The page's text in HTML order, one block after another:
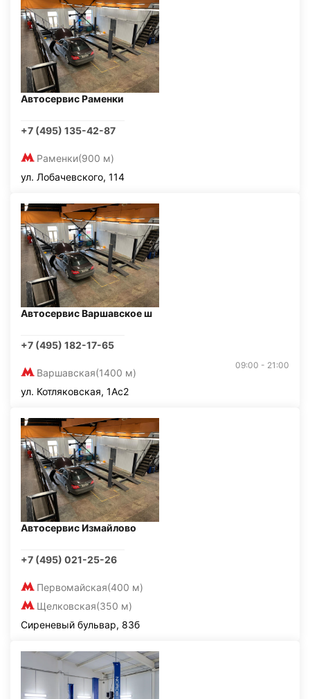
Автосервис Раменки
+7 (495) 135-42-87
Раменки(900 м)
ул. Лобачевского, 114
Автосервис Варшавское ш
+7 (495) 182-17-65
Варшавская(1400 м)
09:00 - 21:00
ул. Котляковская, 1Ас2
Автосервис Измайлово
+7 (495) 021-25-26
Первомайская(400 м)
Щелковская(350 м)
Сиреневый бульвар, 83б